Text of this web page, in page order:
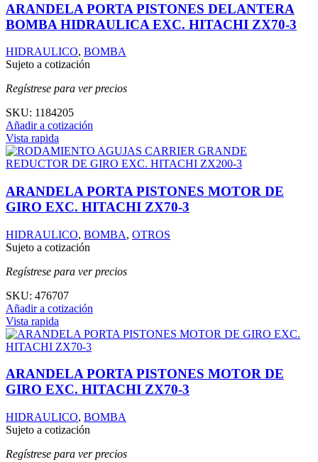
ARANDELA PORTA PISTONES DELANTERA
BOMBA HIDRAULICA EXC. HITACHI ZX70-3
HIDRAULICO, BOMBA
Sujeto a cotización
Regístrese para ver precios
SKU: 1184205
Añadir a cotización
Vista rapida
ARANDELA PORTA PISTONES MOTOR DE
GIRO EXC. HITACHI ZX70-3
HIDRAULICO, BOMBA, OTROS
Sujeto a cotización
Regístrese para ver precios
SKU: 476707
Añadir a cotización
Vista rapida
ARANDELA PORTA PISTONES MOTOR DE
GIRO EXC. HITACHI ZX70-3
HIDRAULICO, BOMBA
Sujeto a cotización
Regístrese para ver precios